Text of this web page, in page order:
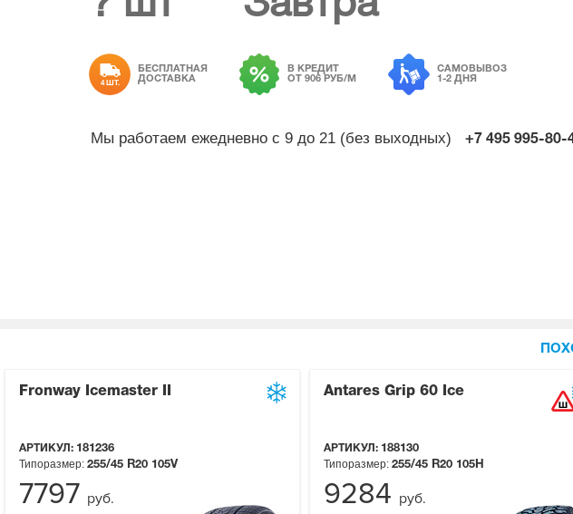
4 ШТ.
БЕСПЛАТНАЯ
ДОСТАВКА
В КРЕДИТ
ОТ 906 РУБ/М
САМОВЫВОЗ
1-2 ДНЯ
Мы работаем ежедневно с 9 до 21 (без выходных) +7 495 995-80-
Fronway Icemaster II
АРТИКУЛ: 181236
Типоразмер: 255/45 R20 105V
7797 руб.
Antares Grip 60 Ice
АРТИКУЛ: 188130
Типоразмер: 255/45 R20 105H
9284 руб.